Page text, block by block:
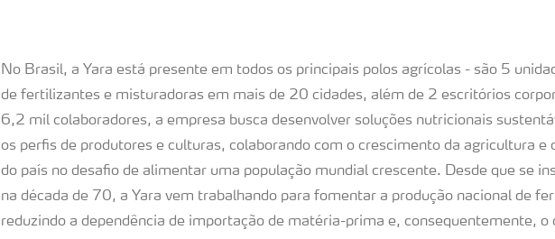
No Brasil, a Yara está presente em todos os principais polos agrícolas - são 5
de fertilizantes e misturadoras em mais de 20 cidades, além de 2 escritórios
6,2 mil colaboradores, a empresa busca desenvolver soluções nutricionais
os perfis de produtores e culturas, colaborando com o crescimento da agricultura e
do país no desafio de alimentar uma população mundial crescente. Desde que se
na década de 70, a Yara vem trabalhando para fomentar a produção nacional de
reduzindo a dependência de importação de matéria-prima e, consequentemente, o